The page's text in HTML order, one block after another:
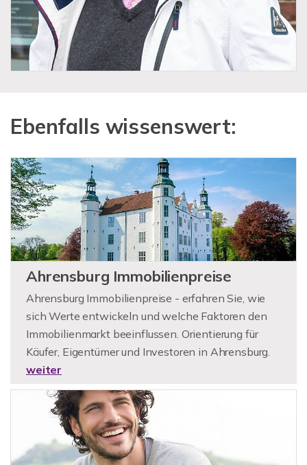
Ebenfalls wissenswert:
Ahrensburg Immobilienpreise
Ahrensburg Immobilienpreise - erfahren Sie, wie
sich Werte entwickeln und welche Faktoren den
Immobilienmarkt beeinflussen. Orientierung für
Käufer, Eigentümer und Investoren in Ahrensburg.
weiter